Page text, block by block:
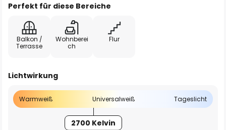
Perfekt für diese Bereiche
Balkon /
Terrasse
Wohnberei
ch
Flur
Lichtwirkung
Warmweiß Universalweiß Tageslicht
2700 Kelvin